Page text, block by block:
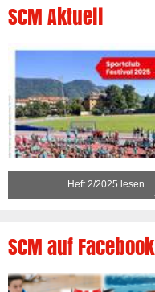
SCM Aktuell
Heft 2/2025 lesen
SCM auf Facebook